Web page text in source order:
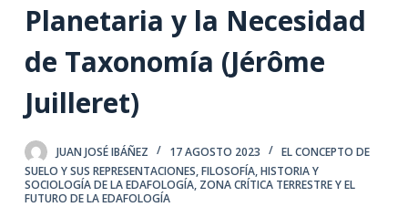
n
d
o
Planetaria y la Necesidad
de Taxonomía (Jérôme
Juilleret)
JUAN JOSÉ IBÁÑEZ 17 AGOSTO 2023
EL CONCEPTO DE
SUELO Y SUS REPRESENTACIONES,FILOSOFÍA, HISTORIA Y
SOCIOLOGÍA DE LA EDAFOLOGÍA, ZONA CRÍTICA TERRESTRE Y EL
FUTURO DE LA EDAFOLOGÍA